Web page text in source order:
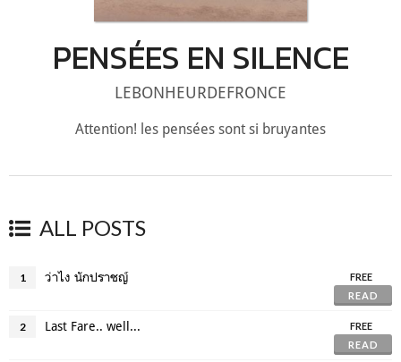
PENSÉES EN SILENCE
LEBONHEURDEFRONCE
Attention! les pensées sont si bruyantes
ALL POSTS
1 ว่าไง นักปราชญ์
FREE
READ
2 Last Fare.. well...
FREE
READ